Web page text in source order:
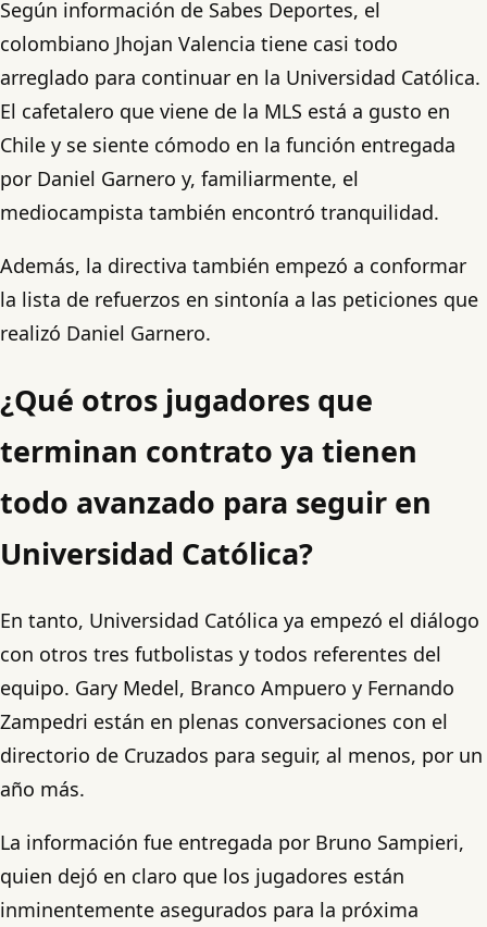
Según información de Sabes Deportes, el
colombiano Jhojan Valencia tiene casi todo
arreglado para continuar en la Universidad Católica.
El cafetalero que viene de la MLS está a gusto en
Chile y se siente cómodo en la función entregada
por Daniel Garnero y, familiarmente, el
mediocampista también encontró tranquilidad.
Además, la directiva también empezó a conformar
la lista de refuerzos en sintonía a las peticiones que
realizó Daniel Garnero.
¿Qué otros jugadores que
terminan contrato ya tienen
todo avanzado para seguir en
Universidad Católica?
En tanto, Universidad Católica ya empezó el diálogo
con otros tres futbolistas y todos referentes del
equipo. Gary Medel, Branco Ampuero y Fernando
Zampedri están en plenas conversaciones con el
directorio de Cruzados para seguir, al menos, por un
año más.
La información fue entregada por Bruno Sampieri,
quien dejó en claro que los jugadores están
inminentemente asegurados para la próxima